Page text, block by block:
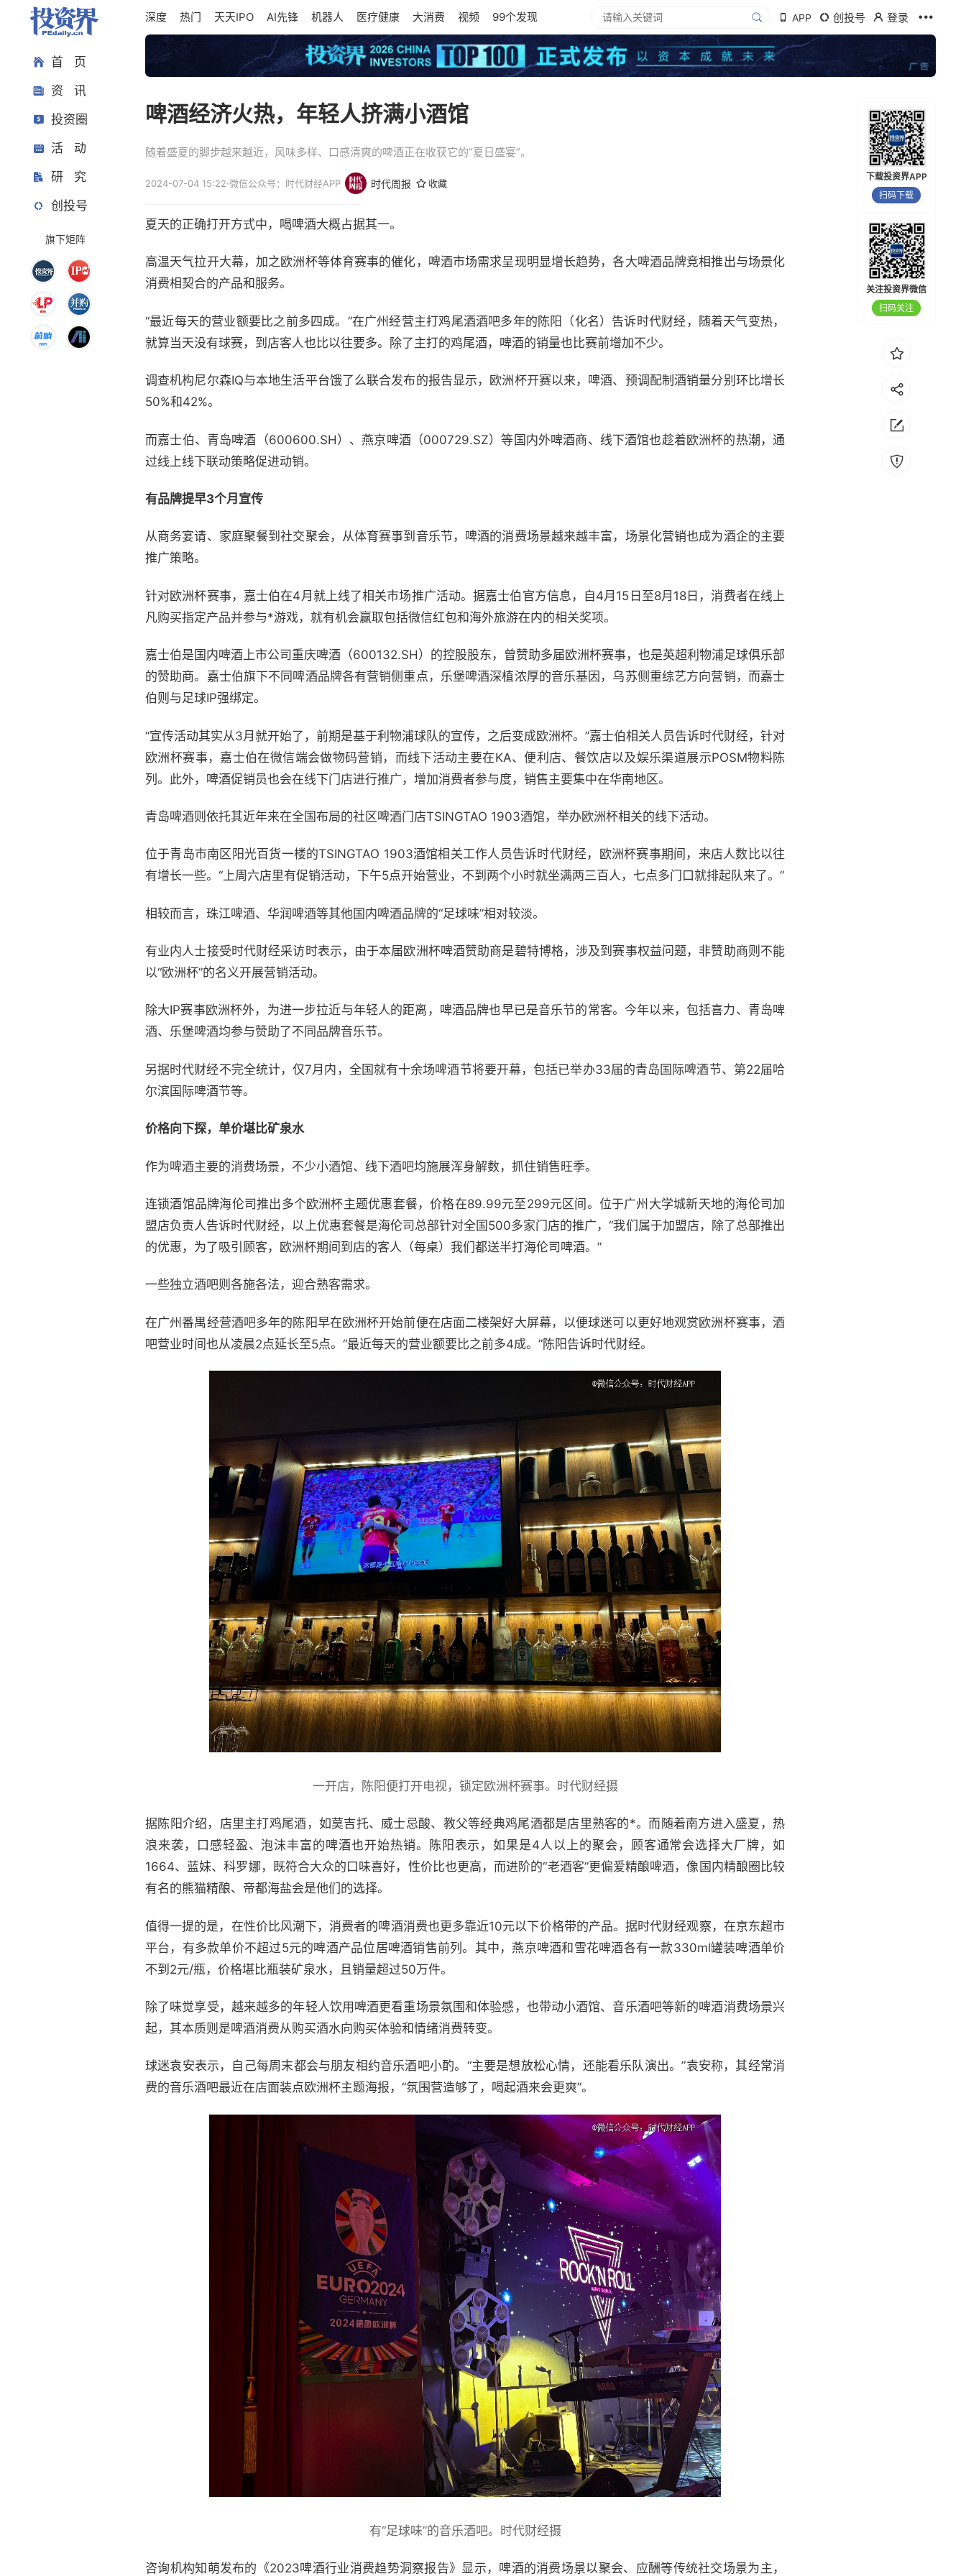
首 页
资 讯
投资圈
活 动
研 究
创投号
旗下矩阵
深度 热门 天天IPO AI先锋 机器人 医疗健康 大消费 视频 99个发现 APP 创投号 登录
啤酒经济火热，年轻人挤满小酒馆
随着盛夏的脚步越来越近，风味多样、口感清爽的啤酒正在收获它的“夏日盛宴”。
2024-07-04 15:22·微信公众号：时代财经APP 时代周报 收藏
夏天的正确打开方式中，喝啤酒大概占据其一。
高温天气拉开大幕，加之欧洲杯等体育赛事的催化，啤酒市场需求呈现明显增长趋势，各大啤酒品牌竞相推出与场景化
消费相契合的产品和服务。
“最近每天的营业额要比之前多四成。”在广州经营主打鸡尾酒酒吧多年的陈阳（化名）告诉时代财经，随着天气变热，
就算当天没有球赛，到店客人也比以往要多。除了主打的鸡尾酒，啤酒的销量也比赛前增加不少。
调查机构尼尔森IQ与本地生活平台饿了么联合发布的报告显示，欧洲杯开赛以来，啤酒、预调配制酒销量分别环比增长
50%和42%。
而嘉士伯、青岛啤酒（600600.SH）、燕京啤酒（000729.SZ）等国内外啤酒商、线下酒馆也趁着欧洲杯的热潮，通
过线上线下联动策略促进动销。
有品牌提早3个月宣传
从商务宴请、家庭聚餐到社交聚会，从体育赛事到音乐节，啤酒的消费场景越来越丰富，场景化营销也成为酒企的主要
推广策略。
针对欧洲杯赛事，嘉士伯在4月就上线了相关市场推广活动。据嘉士伯官方信息，自4月15日至8月18日，消费者在线上
凡购买指定产品并参与*游戏，就有机会赢取包括微信红包和海外旅游在内的相关奖项。
嘉士伯是国内啤酒上市公司重庆啤酒（600132.SH）的控股股东，曾赞助多届欧洲杯赛事，也是英超利物浦足球俱乐部
的赞助商。嘉士伯旗下不同啤酒品牌各有营销侧重点，乐堡啤酒深植浓厚的音乐基因，乌苏侧重综艺方向营销，而嘉士
伯则与足球IP强绑定。
“宣传活动其实从3月就开始了，前期是基于利物浦球队的宣传，之后变成欧洲杯。”嘉士伯相关人员告诉时代财经，针对
欧洲杯赛事，嘉士伯在微信端会做物码营销，而线下活动主要在KA、便利店、餐饮店以及娱乐渠道展示POSM物料陈
列。此外，啤酒促销员也会在线下门店进行推广，增加消费者参与度，销售主要集中在华南地区。
青岛啤酒则依托其近年来在全国布局的社区啤酒门店TSINGTAO 1903酒馆，举办欧洲杯相关的线下活动。
位于青岛市南区阳光百货一楼的TSINGTAO 1903酒馆相关工作人员告诉时代财经，欧洲杯赛事期间，来店人数比以往
有增长一些。“上周六店里有促销活动，下午5点开始营业，不到两个小时就坐满两三百人，七点多门口就排起队来了。”
相较而言，珠江啤酒、华润啤酒等其他国内啤酒品牌的“足球味”相对较淡。
有业内人士接受时代财经采访时表示，由于本届欧洲杯啤酒赞助商是碧特博格，涉及到赛事权益问题，非赞助商则不能
以“欧洲杯”的名义开展营销活动。
除大IP赛事欧洲杯外，为进一步拉近与年轻人的距离，啤酒品牌也早已是音乐节的常客。今年以来，包括喜力、青岛啤
酒、乐堡啤酒均参与赞助了不同品牌音乐节。
另据时代财经不完全统计，仅7月内，全国就有十余场啤酒节将要开幕，包括已举办33届的青岛国际啤酒节、第22届哈
尔滨国际啤酒节等。
价格向下探，单价堪比矿泉水
作为啤酒主要的消费场景，不少小酒馆、线下酒吧均施展浑身解数，抓住销售旺季。
连锁酒馆品牌海伦司推出多个欧洲杯主题优惠套餐，价格在89.99元至299元区间。位于广州大学城新天地的海伦司加
盟店负责人告诉时代财经，以上优惠套餐是海伦司总部针对全国500多家门店的推广，“我们属于加盟店，除了总部推出
的优惠，为了吸引顾客，欧洲杯期间到店的客人（每桌）我们都送半打海伦司啤酒。”
一些独立酒吧则各施各法，迎合熟客需求。
在广州番禺经营酒吧多年的陈阳早在欧洲杯开始前便在店面二楼架好大屏幕，以便球迷可以更好地观赏欧洲杯赛事，酒
吧营业时间也从凌晨2点延长至5点。“最近每天的营业额要比之前多4成。”陈阳告诉时代财经。
一开店，陈阳便打开电视，锁定欧洲杯赛事。时代财经摄
据陈阳介绍，店里主打鸡尾酒，如莫吉托、威士忌酸、教父等经典鸡尾酒都是店里熟客的*。而随着南方进入盛夏，热
浪来袭，口感轻盈、泡沫丰富的啤酒也开始热销。陈阳表示，如果是4人以上的聚会，顾客通常会选择大厂牌，如
1664、蓝妹、科罗娜，既符合大众的口味喜好，性价比也更高，而进阶的“老酒客”更偏爱精酿啤酒，像国内精酿圈比较
有名的熊猫精酿、帝都海盐会是他们的选择。
值得一提的是，在性价比风潮下，消费者的啤酒消费也更多靠近10元以下价格带的产品。据时代财经观察，在京东超市
平台，有多款单价不超过5元的啤酒产品位居啤酒销售前列。其中，燕京啤酒和雪花啤酒各有一款330ml罐装啤酒单价
不到2元/瓶，价格堪比瓶装矿泉水，且销量超过50万件。
除了味觉享受，越来越多的年轻人饮用啤酒更看重场景氛围和体验感，也带动小酒馆、音乐酒吧等新的啤酒消费场景兴
起，其本质则是啤酒消费从购买酒水向购买体验和情绪消费转变。
球迷袁安表示，自己每周末都会与朋友相约音乐酒吧小酌。“主要是想放松心情，还能看乐队演出。”袁安称，其经常消
费的音乐酒吧最近在店面装点欧洲杯主题海报，“氛围营造够了，喝起酒来会更爽”。
有“足球味”的音乐酒吧。时代财经摄
咨询机构知萌发布的《2023啤酒行业消费趋势洞察报告》显示，啤酒的消费场景以聚会、应酬等传统社交场景为主，
下载投资界APP
扫码下载
关注投资界微信
扫码关注